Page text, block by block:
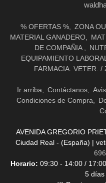
% OFERTAS % ZONA
MATERIAL GANADERO
DE COMPAÑIA
EQUIPAMIENTO LABORAL
FARMACIA. VETER. /
Ir arriba Contáctanos
Condiciones de Compra
AVENIDA GREGORIO
Ciudad Real - (España) |
Horario: 09:30 - 14:00 /
5 días